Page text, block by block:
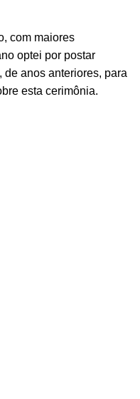
com maiores
optei por postar
anos anteriores, para
esta cerimônia.